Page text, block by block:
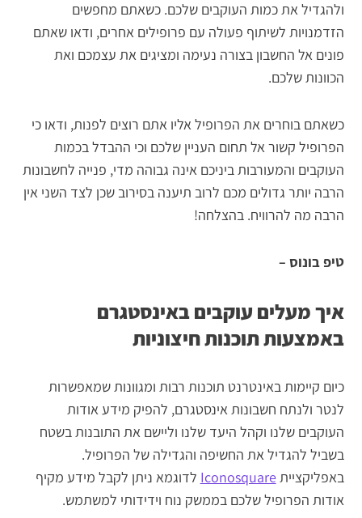
ולהגדיל את כמות העוקבים שלכם. כשאתם מחפשים
הזדמנויות לשיתוף פעולה עם פרופילים אחרים, ודאו שאתם
פונים אל החשבון בצורה נעימה ומציגים את עצמכם ואת
הכוונות שלכם.
כשאתם בוחרים את הפרופיל אליו אתם רוצים לפנות, ודאו כי
הפרופיל קשור אל תחום העניין שלכם וכי ההבדל בכמות
העוקבים והמעורבות ביניכם אינה גבוהה מדי, פנייה לחשבונות
הרבה יותר גדולים מכם לרוב תיענה בסירוב שכן לצד השני אין
הרבה מה להרוויח. בהצלחה!
טיפ בונוס –
איך מעלים עוקבים באינסטגרם
באמצעות תוכנות חיצוניות
כיום קיימות באינטרנט תוכנות רבות ומגוונות שמאפשרות
לנטר ולנתח חשבונות אינסטגרם, להפיק מידע אודות
העוקבים שלנו וקהל היעד שלנו וליישם את התובנות בשטח
בשביל להגדיל את החשיפה והגדילה של הפרופיל.
באפליקצייתIconosquare לדוגמא ניתן לקבל מידע מקיף
אודות הפרופיל שלכם בממשק נוח וידידותי למשתמש.